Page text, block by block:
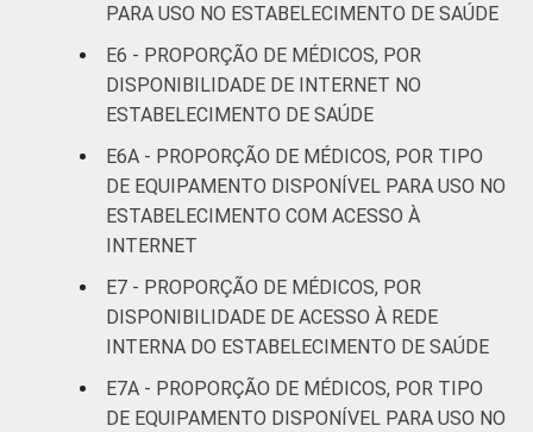
PARA USO NO ESTABELECIMENTO DE SAÚDE
E6 - PROPORÇÃO DE MÉDICOS, POR
DISPONIBILIDADE DE INTERNET NO
ESTABELECIMENTO DE SAÚDE
E6A - PROPORÇÃO DE MÉDICOS, POR TIPO
DE EQUIPAMENTO DISPONÍVEL PARA USO NO
ESTABELECIMENTO COM ACESSO À
INTERNET
E7 - PROPORÇÃO DE MÉDICOS, POR
DISPONIBILIDADE DE ACESSO À REDE
INTERNA DO ESTABELECIMENTO DE SAÚDE
E7A - PROPORÇÃO DE MÉDICOS, POR TIPO
DE EQUIPAMENTO DISPONÍVEL PARA USO NO